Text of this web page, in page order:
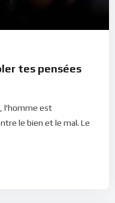
tes pensées
l'homme est
le bien et le mal. Le